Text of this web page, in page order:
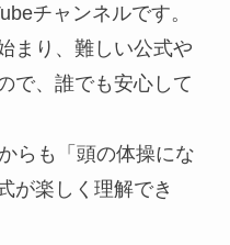
チャンネルです。
まり、難しい公式や
で、誰でも安心して
らも「頭の体操にな
が楽しく理解でき